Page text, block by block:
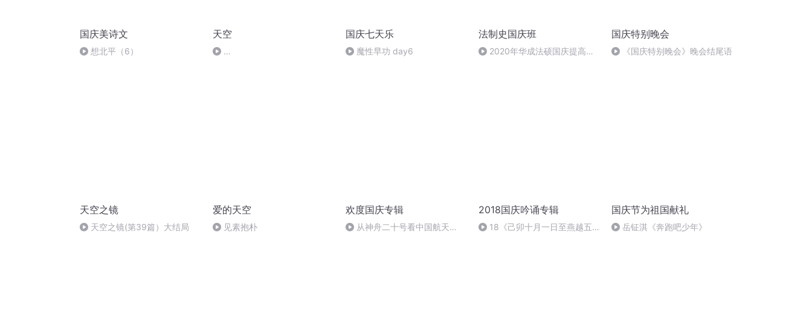
国庆美诗文
想北平（6）
天空 国庆七天乐
魔性早功 day6
法制史国庆班
2020年华成法硕国庆提高班
国庆特别晚会
《国庆特别晚会》晚会结尾语
天空之镜
天空之镜(第39篇）大结局
爱的天空
见素抱朴
欢度国庆专辑
从神舟二十号看中国航天
2018国庆吟诵专辑
18《己卯十月一日至燕越五
国庆节为祖国献礼
岳钲淇《奔跑吧少年》